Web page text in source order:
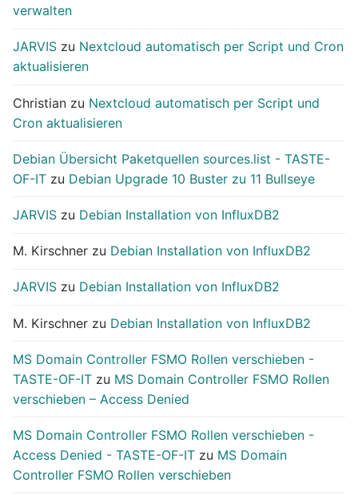
verwalten
JARVIS zu Nextcloud automatisch per Script und Cron
aktualisieren
Christian zu Nextcloud automatisch per Script und
Cron aktualisieren
Debian Übersicht Paketquellen sources.list - TASTE-
OF-IT zu Debian Upgrade 10 Buster zu 11 Bullseye
JARVIS zu Debian Installation von InfluxDB2
M. Kirschner zu Debian Installation von InfluxDB2
JARVIS zu Debian Installation von InfluxDB2
M. Kirschner zu Debian Installation von InfluxDB2
MS Domain Controller FSMO Rollen verschieben -
TASTE-OF-IT zu MS Domain Controller FSMO Rollen
verschieben – Access Denied
MS Domain Controller FSMO Rollen verschieben -
Access Denied - TASTE-OF-IT zu MS Domain
Controller FSMO Rollen verschieben